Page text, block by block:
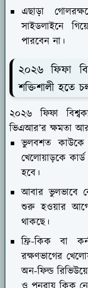
এছাড়া
সাইডলাইনে
পারবেন না।
২০২৬ ফিফা
শক্তিশালী হতে
২০২৬ ফিফা
ভিএআর’র ক্ষমতা
ভুলবশত কাউকে
খেলোয়াড়কে
হবে।
আবার ভুলভাবে
শুরু হওয়ার আগে
থাকছে।
ফ্রি-কিক বা
রক্ষণভাগের
অন-ফিল্ড